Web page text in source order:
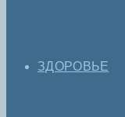
ЗДОРОВЬЕ